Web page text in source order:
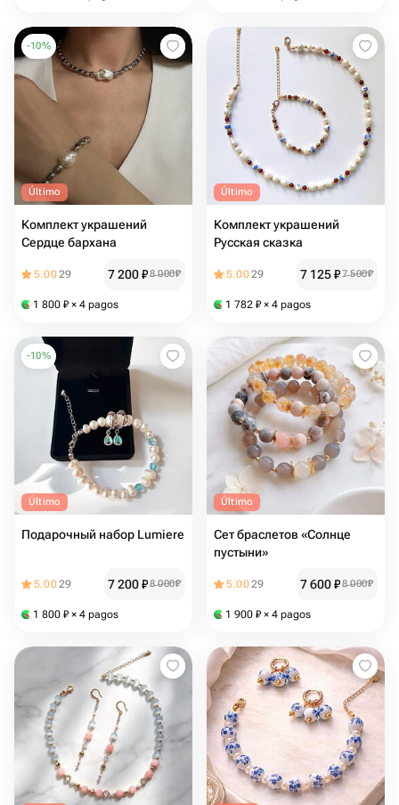
-10%
Último
Комплект украшений
Сердце бархана
5.0029 7 200₽8 000₽
1 800 ₽ × 4 pagos
Último
Комплект украшений
Русская сказка
5.0029 7 125₽7 500₽
1 782 ₽ × 4 pagos
-10%
Último
Подарочный набор Lumiere
5.0029 7 200₽8 000₽
1 800 ₽ × 4 pagos
Último
Сет браслетов «Солнце
пустыни»
5.0029 7 600₽8 000₽
1 900 ₽ × 4 pagos